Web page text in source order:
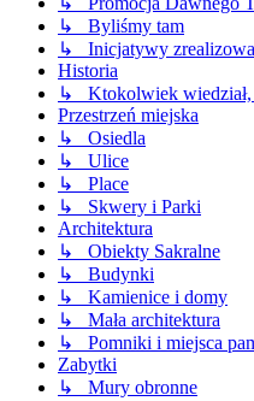
↳ Byliśmy tam
↳ Inicjatywy
Historia
↳ Ktokolwiek
Przestrzeń miejska
↳ Osiedla
↳ Ulice
↳ Place
↳ Skwery i Parki
Architektura
↳ Obiekty Sakralne
↳ Budynki
↳ Kamienice i domy
↳ Mała architektura
↳ Pomniki i miejsca
Zabytki
↳ Mury obronne